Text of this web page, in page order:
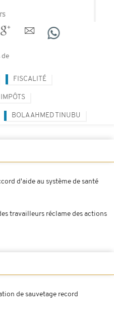
de
FISCALITÉ
IMPÔTS
BOLA AHMED TINUBU
d'aide au système de santé
travailleurs réclame des actions
de sauvetage record